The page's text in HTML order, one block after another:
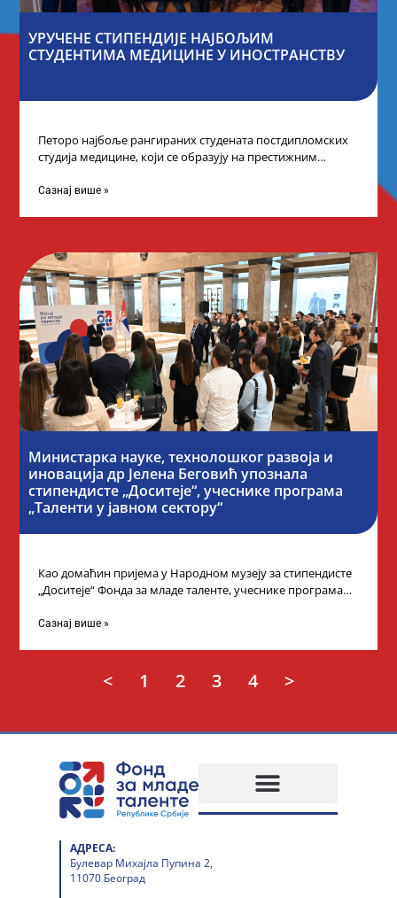
УРУЧЕНЕ СТИПЕНДИЈЕ НАЈБОЉИМ
СТУДЕНТИМА МЕДИЦИНЕ У ИНОСТРАНСТВУ
Петоро најбоље рангираних студената постдипломских
студија медицине, који се образују на престижним
стипендије од
Сазнај више »
Министарка науке, технолошког развоја и
иновација др Јелена Беговић упознала
стипендисте „Доситеје“, учеснике програма
„Таленти у јавном сектору“
Као домаћин пријема у Народном музеју за стипендисте
„Доситеје“ Фонда за младе таленте, учеснике програма
Сазнај више »
< 1 2 3 4 >
АДРЕСА:
Булевар Михајла Пупина 2,
11070 Београд